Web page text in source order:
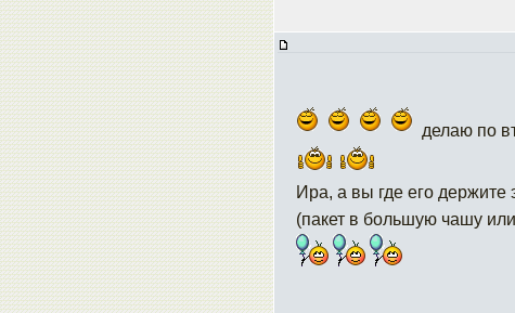
делаю по
Ира, а вы где его держите
(пакет в большую чашу